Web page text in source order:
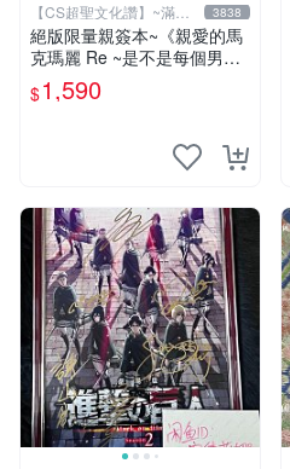
【CS超聖文化讚】~滿千
元送運
3838
絕版限量親簽本~《親愛的馬
克瑪麗 Re ~是不是每個男人
都這樣？（附贈快速通關信
封）》附書腰 歐馬克 吳瑪麗
$1,590